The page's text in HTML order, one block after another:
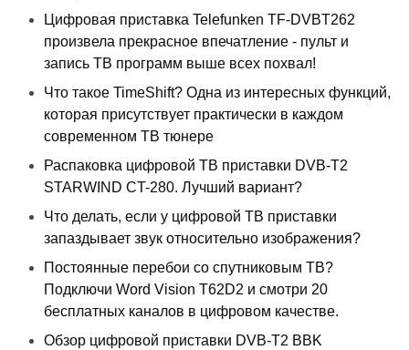
Цифровая приставка Telefunken TF-DVBT262
произвела прекрасное впечатление - пульт и
запись ТВ программ выше всех похвал!
Что такое TimeShift? Одна из интересных функций,
которая присутствует практически в каждом
современном ТВ тюнере
Распаковка цифровой ТВ приставки DVB-T2
STARWIND CT-280. Лучший вариант?
Что делать, если у цифровой ТВ приставки
запаздывает звук относительно изображения?
Постоянные перебои со спутниковым ТВ?
Подключи Word Vision T62D2 и смотри 20
бесплатных каналов в цифровом качестве.
Обзор цифровой приставки DVB-T2 BBK